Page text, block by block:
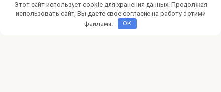
Этот сайт использует cookie для хранения данных. Продолжая
использовать сайт, Вы даете свое согласие на работу с этими
файлами.
OK